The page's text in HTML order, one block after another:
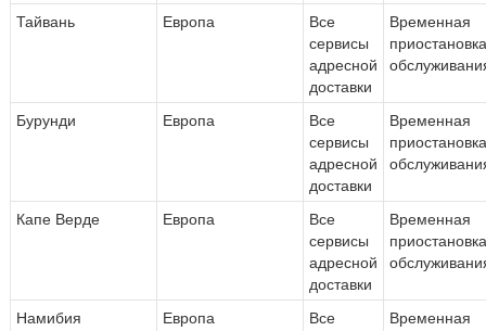
Тайвань Европа
Все
сервисы
адресной
доставки
Временная
Бурунди Европа
Все
сервисы
адресной
доставки
Временная
Капе Верде Европа
Все
сервисы
адресной
доставки
Временная
Намибия Европа
Все
Временная